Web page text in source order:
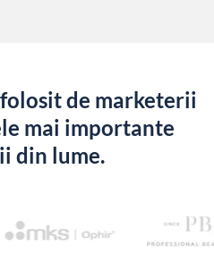
de marketerii
mai importante
din lume.